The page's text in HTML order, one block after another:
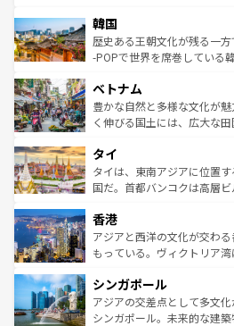
はコンテンツ一覧
いる。アクティビティも充実
ビング、ハイキングなど、
い。オーストラリアの多彩
参照してほしい。
ン）、静ひつな山岳地帯であ
と山間の静けさが共存して
驚きをもたらしてくれる。
容にもいいと評判のスイーツ
が味わえる。 なお、新
照してほしい。
韓国
歴史ある王朝文化が残る一
-POPで世界を席巻している
き、地方に足を延ばせば四季
できる。そして、キムチや
まで、さまざまな韓国料理
リティに包まれながら、韓国
わってみてほ
覧を参照してほしい。
ベトナム
豊かな自然と多様な文化が
く伸びる国土には、広大な
急速な発展と共に伝統が息づ
ーチミン市のフランス統治
醸し出している。また、バ
とつ。フォーやバインミー、
ひ現地で味わいたい。どの
が旅行者を迎えてくれるの
参照してほしい。
タイ
タイは、東南アジアに位置
国だ。首都バンコクは高層
の活気が交差している。北部
帯で自然と触れ合い、南部
いビーチでリゾート気分を
激する。気候は一年中温暖で
が待っている。親しみやす
た文化、そして多様な観光
香港
アジアと西洋の文化が交わ
もっている。ヴィクトリア
み、どこを訪れても感動する
ており、効率よく見どころ
うな絶景から文化的な体験
シンガポール
アジアの交差点として多文
シンガポール。未来的な建